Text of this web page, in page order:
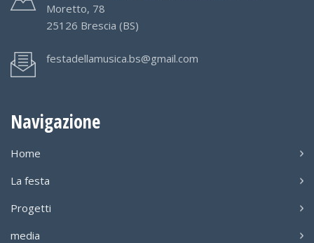
Moretto, 78
25126 Brescia (BS)
festadellamusica.bs@gmail.com
Navigazione
Home
La festa
Progetti
media